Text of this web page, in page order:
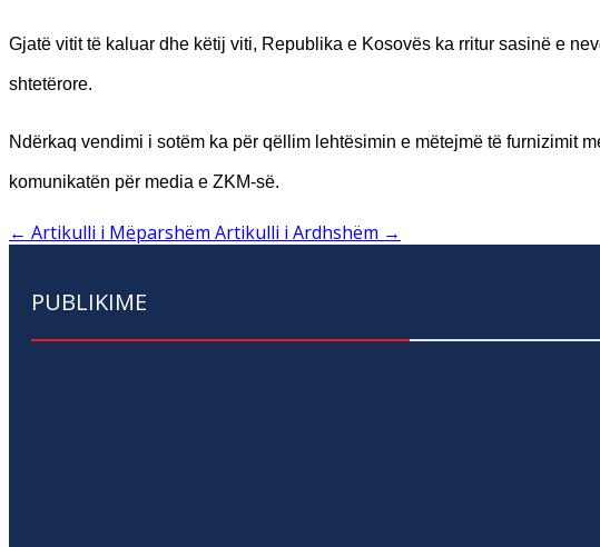
Gjatë vitit të kaluar dhe këtij viti, Republika e Kosovës ka rritur sasinë e
shtetërore.
Ndërkaq vendimi i sotëm ka për qëllim lehtësimin e mëtejmë të furnizimit
komunikatën për media e ZKM-së.
← Artikulli i Mëparshëm Artikulli i Ardhshëm →
PUBLIKIME